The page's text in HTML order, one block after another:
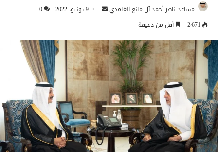
مساعد ناصر أحمد آل مانع الغامدي
أرسل 9 يونيو، 2022
0
2٬671
أقل من دقيقة